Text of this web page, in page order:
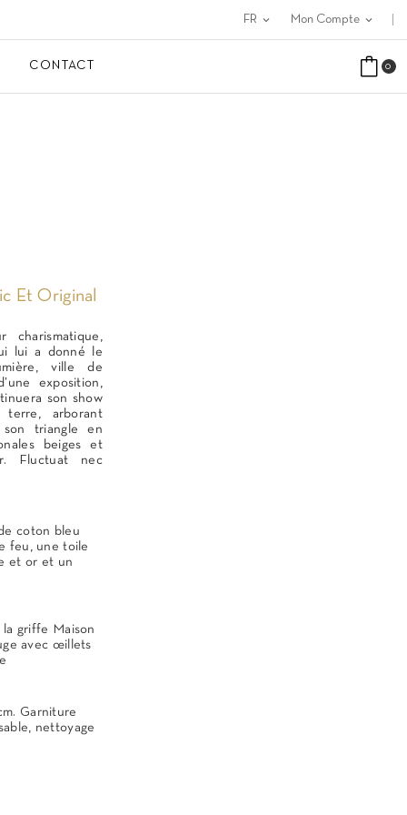
Mon Compte expand_more
FR expand_more
CONTACT 0
Et Original
charismatique,
lui a donné le
ville de
exposition,
son show
arborant
triangle en
beiges et
Fluctuat nec
coton bleu
feu, une toile
et or et un
griffe Maison
avec œillets
Garniture
nettoyage